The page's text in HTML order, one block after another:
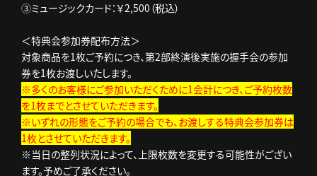
③ミュージックカード：￥2,500（税込）
＜特典会参加券配布方法＞
対象商品を1枚ご予約につき、第2部終演後実施の握手会の参加
券を1枚お渡しいたします。
※多くのお客様にご参加いただくために1会計につき、ご予約枚数
を1枚までとさせていただきます。
※いずれの形態をご予約の場合でも、お渡しする特典会参加券は
1枚とさせていただきます。
※当日の整列状況によって、上限枚数を変更する可能性がござい
ます。予めご了承ください。